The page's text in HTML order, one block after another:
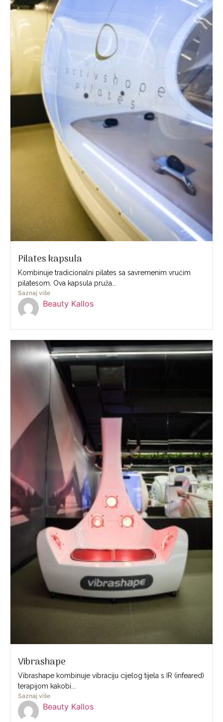
Pilates kapsula
Kombinuje tradicionalni pilates sa savremenim vrućim
pilatesom. Ova kapsula pruža...
Saznaj više
Beauty Kallos
Vibrashape
Vibrashape kombinuje vibraciju cijelog tijela s IR (infeared)
terapijom kakobi...
Saznaj više
Beauty Kallos